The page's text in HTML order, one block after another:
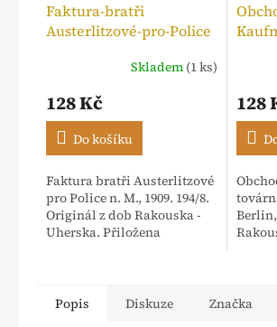
Faktura-bratři
Austerlitzové-pro-Police
Skladem (1 ks)
128 Kč
Do košíku
Faktura bratři Austerlitzové
pro Police n. M., 1909. 194/8.
Originál z dob Rakouska -
Uherska. Přiložena
128
Popis Diskuze Značka